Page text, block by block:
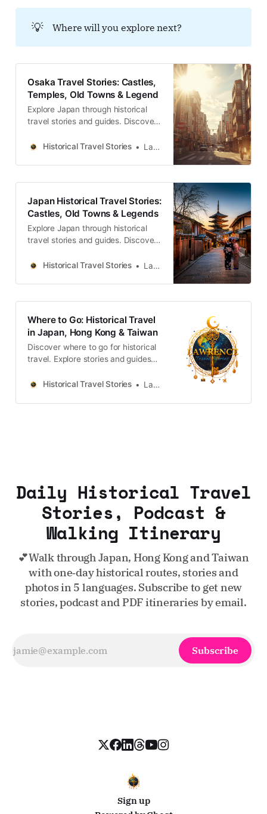
語のことなのです。東成区の建築、
はこの土地の歴史と、その呼びかけ
に応えてきた魂の、見事な結晶を発
💡 Where will you explore next?
Osaka Travel Stories: Castles,
Temples, Old Towns & Legend
Explore Japan through historical
travel stories and guides. Discover
legends across regions, for
Historical Travel Stories Lawrence
Japan Historical Travel Stories:
Castles, Old Towns & Legends
Explore Japan through historical
travel stories and guides. Discover
legends across the country.
Historical Travel Stories Lawrence
Where to Go: Historical Travel
in Japan, Hong Kong & Taiwan
Discover where to go for historical
travel. Explore stories and guides
Taiwan, more destinations like the
Historical Travel Stories Lawrence
Daily Historical Travel
Stories, Podcast &
Walking Itinerary
💕Walk through Japan, Hong Kong and Taiwan
with one‑day historical routes, stories and
photos in 5 languages. Subscribe to get new
stories, podcast and PDF itineraries by email.
Subscribe
Sign up